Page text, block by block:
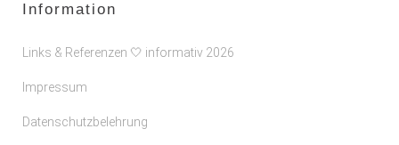
Information
Links & Referenzen 🤍 informativ 2026
Impressum
Datenschutzbelehrung